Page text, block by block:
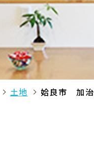
土地 姶良市 加